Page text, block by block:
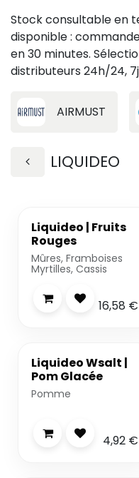
Stock consultable en
disponible :
en 30 minutes.
distributeurs 24h/24,
AIRMUST
LIQUIDEO
Liquideo | Fruits
Rouges
Mûres, Framboises
Myrtilles, Cassis
16,58 €
Liquideo Wsalt |
Pom Glacée
Pomme
4,92€